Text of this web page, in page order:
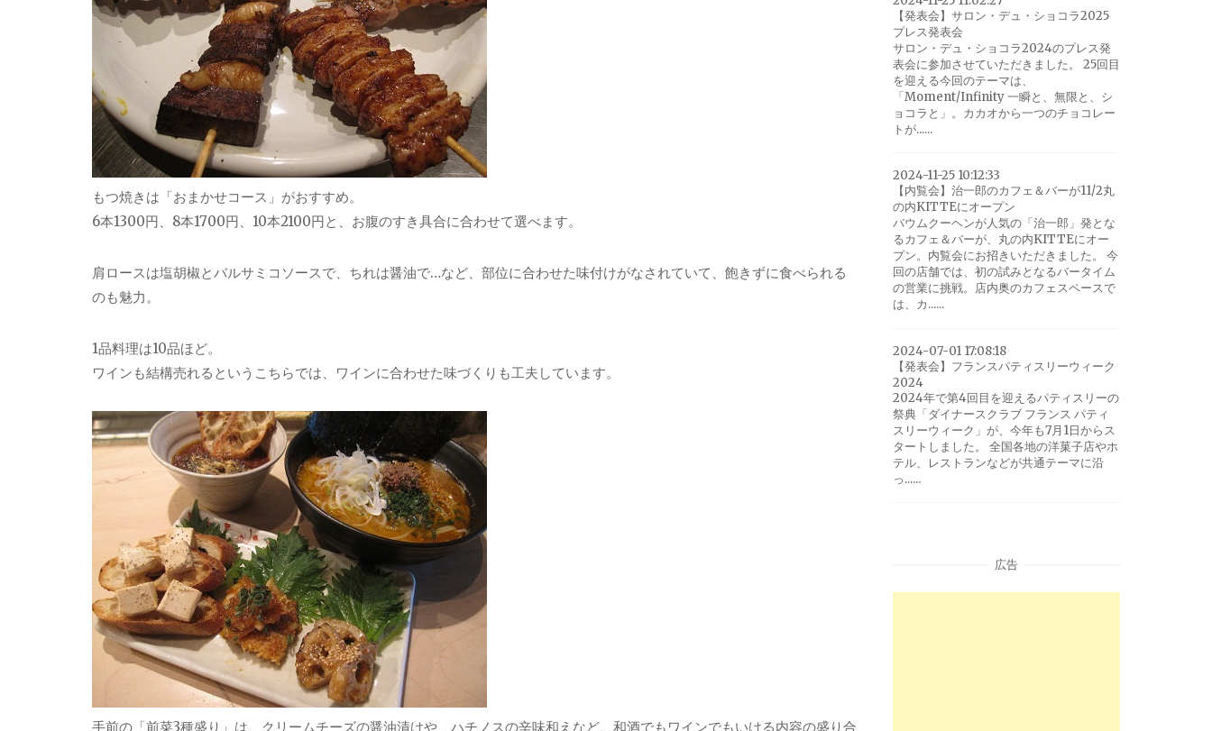
もつ焼きは「おまかせコース」がおすすめ。
6本1300円、8本1700円、10本2100円と、お腹のすき具合に合わせて選べます。
肩ロースは塩胡椒とバルサミコソースで、ちれは醤油で…など、部位に合わせた味付けがなされていて、飽きずに食べられる
のも魅力。
1品料理は10品ほど。
ワインも結構売れるというこちらでは、ワインに合わせた味づくりも工夫しています。
手前の「前菜3種盛り」は、クリームチーズの醤油漬けや、ハチノスの辛味和えなど、和酒でもワインでもいける内容の盛り合
【発表会】サロン・デュ・ショコラ2025
プレス発表会
サロン・デュ・ショコラ2024のプレス発
表会に参加させていただきました。 25回目
を迎える今回のテーマは、
「Moment/Infinity 一瞬と、無限と、シ
ョコラと」。カカオから一つのチョコレー
トが......
2024-11-25 10:12:33
【内覧会】治一郎のカフェ＆バーが11/2丸
の内KITTEにオープン
バウムクーヘンが人気の「治一郎」発とな
るカフェ＆バーが、丸の内KITTEにオー
プン。内覧会にお招きいただきました。 今
回の店舗では、初の試みとなるバータイム
の営業に挑戦。店内奥のカフェスペースで
は、カ......
2024-07-01 17:08:18
【発表会】フランスパティスリーウィーク
2024
2024年で第4回目を迎えるパティスリーの
祭典「ダイナースクラブ フランス パティ
スリーウィーク」が、今年も7月1日からス
タートしました。 全国各地の洋菓子店やホ
テル、レストランなどが共通テーマに沿
っ......
広告